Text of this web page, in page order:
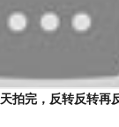
拍完，反转反转再